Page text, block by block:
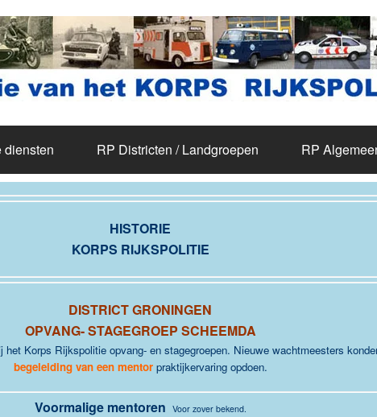
diensten RP Districten / Landgroepen RP
HISTORIE
KORPS RIJKSPOLITIE
DISTRICT GRONINGEN
OPVANG- STAGEGROEP SCHEEMDA
het Korps Rijkspolitie opvang- en stagegroepen. Nieuwe wachtmeesters
begeleiding van een mentor praktijkervaring opdoen.
Voormalige mentoren Voor zover bekend.